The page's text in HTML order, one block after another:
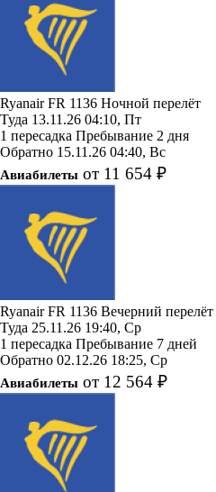
RyanairFR 1136 Ночной перелёт
Туда 13.11.26 04:10, Пт
1 пересадка Пребывание 2 дня
Обратно 15.11.26 04:40, Вс
Авиабилеты от 11 654 ₽
RyanairFR 1136 Вечерний перелёт
Туда 25.11.26 19:40, Ср
1 пересадка Пребывание 7 дней
Обратно 02.12.26 18:25, Ср
Авиабилеты от 12 564 ₽